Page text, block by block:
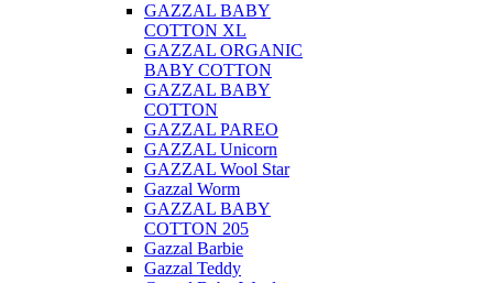
GAZZAL BABY
COTTON XL
GAZZAL ORGANIC
BABY COTTON
GAZZAL BABY
COTTON
GAZZAL PAREO
GAZZAL Unicorn
GAZZAL Wool Star
Gazzal Worm
GAZZAL BABY
COTTON 205
Gazzal Barbie
Gazzal Teddy